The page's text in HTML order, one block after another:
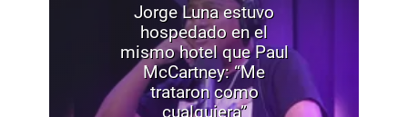
Jorge Luna estuvo
hospedado en el
mismo hotel que Paul
McCartney: “Me
trataron como
cualquiera”